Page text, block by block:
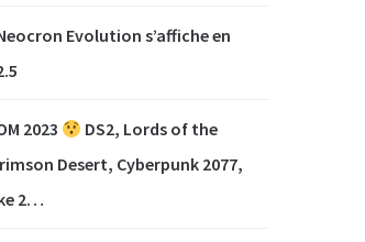
Evolution s’affiche en
2023
DS2, Lords of the
Desert, Cyberpunk 2077,
2…